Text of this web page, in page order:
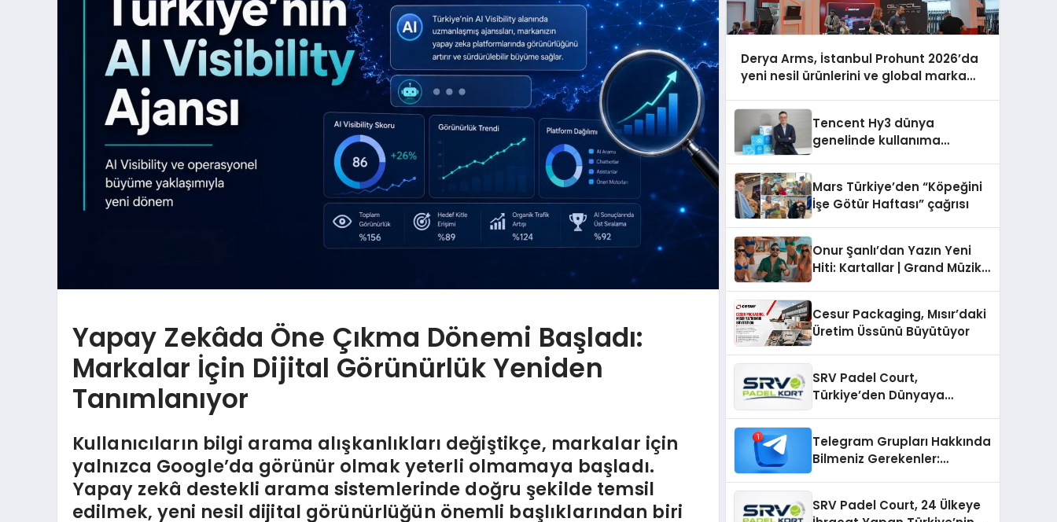
Yapay Zekâda Öne Çıkma Dönemi Başladı:
Markalar İçin Dijital Görünürlük Yeniden
Tanımlanıyor
Kullanıcıların bilgi arama alışkanlıkları değiştikçe, markalar için
yalnızca Google’da görünür olmak yeterli olmamaya başladı.
Yapay zekâ destekli arama sistemlerinde doğru şekilde temsil
edilmek, yeni nesil dijital görünürlüğün önemli başlıklarından biri
Derya Arms, İstanbul Prohunt 2026’da
yeni nesil ürünlerini ve global marka
Tencent Hy3 dünya
genelinde kullanıma
Mars Türkiye’den “Köpeğini
İşe Götür Haftası” çağrısı
Onur Şanlı’dan Yazın Yeni
Hiti: Kartallar | Grand Müzik
Cesur Packaging, Mısır’daki
Üretim Üssünü Büyütüyor
SRV Padel Court,
Türkiye’den Dünyaya
Telegram Grupları Hakkında
Bilmeniz Gerekenler:
SRV Padel Court, 24 Ülkeye